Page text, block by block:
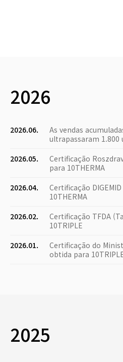
2026
2026.06.
As vendas
ultrapassaram 1.800
2026.05.
Certificação
para 10THERMA
2026.04.
Certificação
10THERMA
2026.02.
Certificação TFDA
10TRIPLE
2026.01.
Certificação do
obtida para
2025